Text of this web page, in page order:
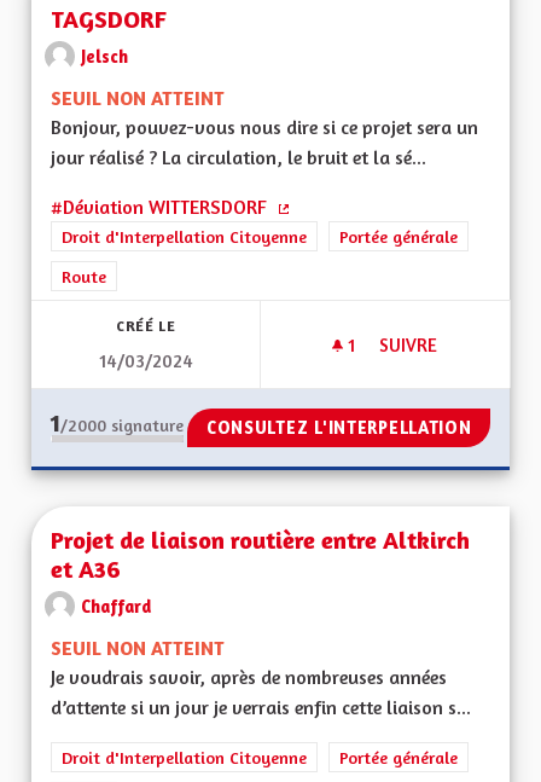
TAGSDORF
Jelsch
SEUIL NON ATTEINT
Bonjour, pouvez-vous nous dire si ce projet sera un
jour réalisé ? La circulation, le bruit et la sé...
#Déviation WITTERSDORF
(Lien externe)
Droit d'Interpellation Citoyenne
Portée générale
Route
CRÉÉ LE
14/03/2024
1 1 ABONNÉ
SUIVRE
1/2000 signature CONSULTEZ L'INTERPELLATION
Projet de liaison routière entre Altkirch
et A36
Chaffard
SEUIL NON ATTEINT
Je voudrais savoir, après de nombreuses années
d’attente si un jour je verrais enfin cette liaison s...
Droit d'Interpellation Citoyenne
Portée générale